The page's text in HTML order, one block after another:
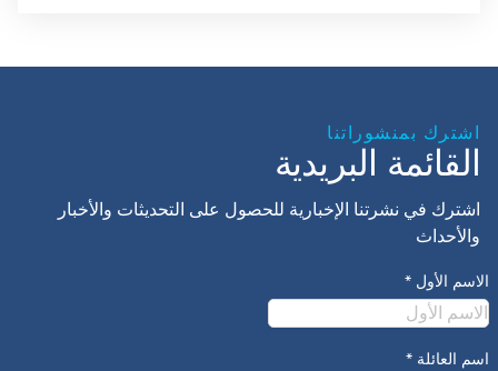
اشترك بمنشوراتنا
القائمة البريدية
اشترك في نشرتنا الإخبارية للحصول على التحديثات والأخبار
والأحداث
الاسم الأول *
اسم العائلة *